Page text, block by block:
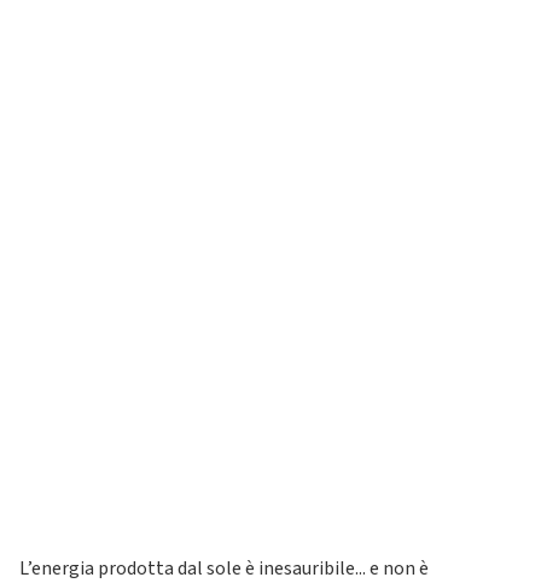
L’energia prodotta dal sole è inesauribile... e non è